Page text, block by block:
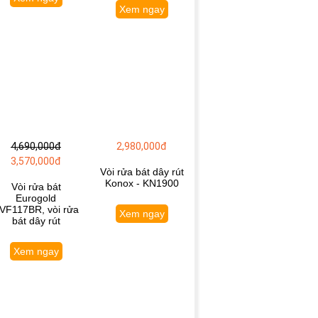
Xem ngay
4,690,000đ
3,570,000đ
Vòi rửa bát
Eurogold
vòi rửa
bát dây rút
Xem ngay
2,980,000đ
Vòi rửa bát dây rút
Konox - KN1900
Xem ngay